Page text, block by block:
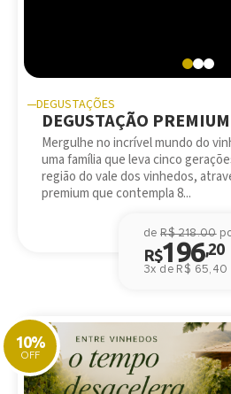
DEGUSTAÇÕES
DEGUSTAÇÃO PREMIUM
Mergulhe no incrível mundo do
uma família que leva cinco
região do vale dos vinhedos,
premium que contempla 8...
deR$ 218.00
R$196,20
3x de R$ 65,40
10%
OFF